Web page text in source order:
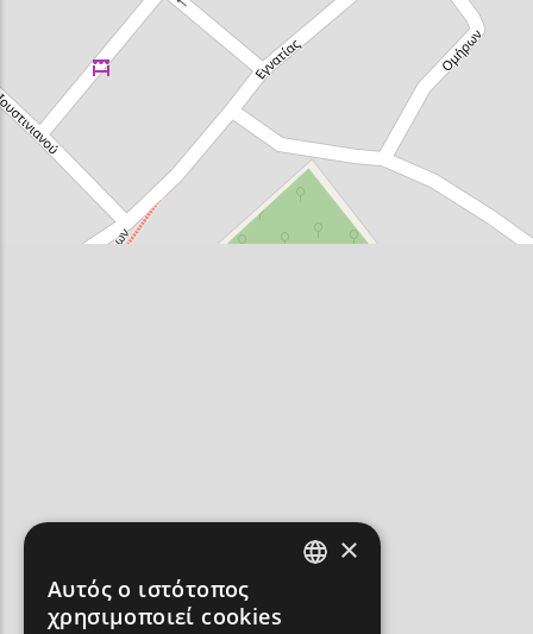
×
Αυτός ο ιστότοπος
χρησιμοποιεί cookies